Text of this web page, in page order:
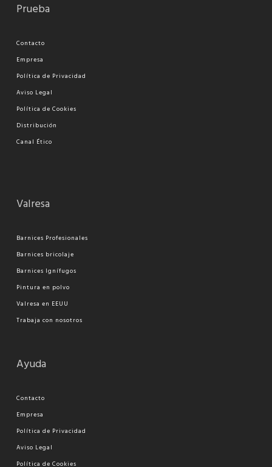
Prueba
Contacto
Empresa
Política de Privacidad
Aviso Legal
Política de Cookies
Distribución
Canal Ético
Valresa
Barnices Profesionales
Barnices bricolaje
Barnices Ignífugos
Pintura en polvo
Valresa en EEUU
Trabaja con nosotros
Ayuda
Contacto
Empresa
Política de Privacidad
Aviso Legal
Política de Cookies